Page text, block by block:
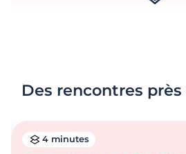
Des rencontres
4 minutes